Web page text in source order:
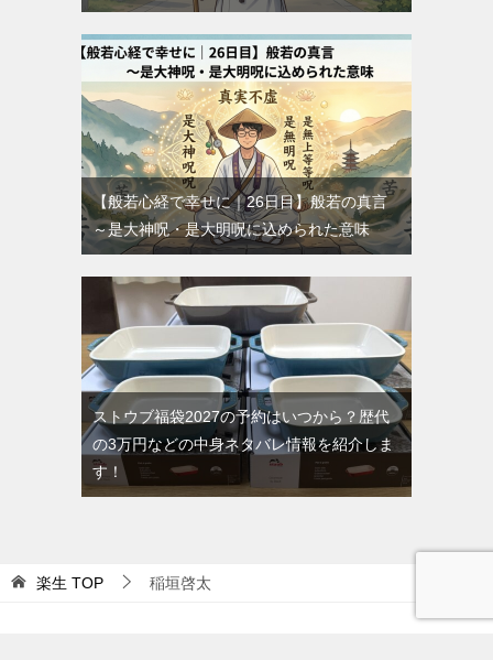
【般若心経で幸せに｜26日目】般若の真言
～是大神呪・是大明呪に込められた意味
ストウブ福袋2027の予約はいつから？歴代
の3万円などの中身ネタバレ情報を紹介しま
す！
楽生 TOP 稲垣啓太